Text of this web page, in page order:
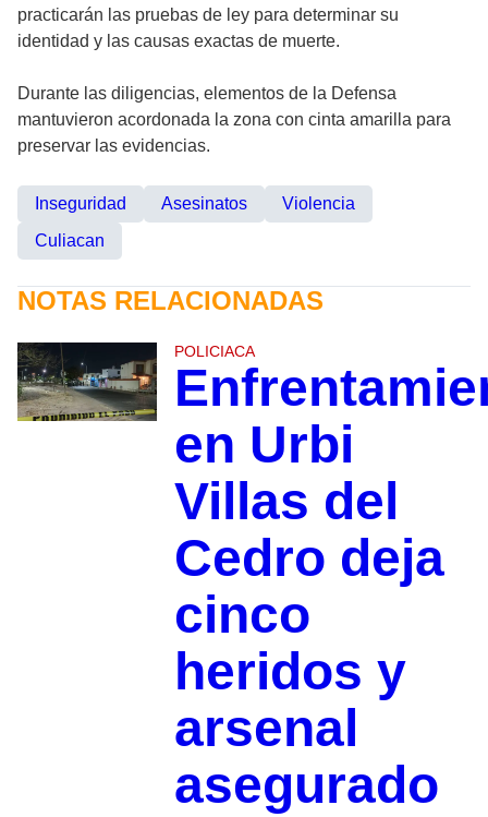
practicarán las pruebas de ley para determinar su
identidad y las causas exactas de muerte.
Durante las diligencias, elementos de la Defensa
mantuvieron acordonada la zona con cinta amarilla para
preservar las evidencias.
Inseguridad Asesinatos
Violencia
Culiacan
NOTAS RELACIONADAS
POLICIACA
en Urbi
Villas del
Cedro deja
cinco
heridos y
arsenal
asegurado